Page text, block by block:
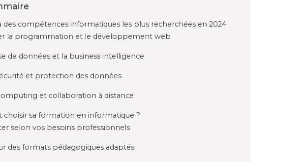
des compétences informatiques les plus recherchées en 2024
la programmation et le développement web
de données et la business intelligence
et protection des données
et collaboration à distance
choisir sa formation en informatique ?
selon vos besoins professionnels
des formats pédagogiques adaptés